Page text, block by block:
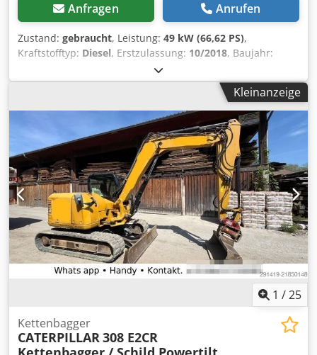
Anfragen Anrufen
Zustand: gebraucht, Leistung: 49 kW (66,62 PS),
Kraftstofftyp: Diesel, Erstzulassung: 10/2018, Baujahr:
7.900 h
CW10 Schnellwechselsystem – Zusatzfunktion Rotation –
Motor 49,7 kW – Gesamtgewicht 8360 kg – Planierblatt –
Betriebsstunden 7900 h = Weitere Informationen =
Antrieb: Raupe Leergewicht: 8.360 kg CE-Kennzeichnung:
ja Referenznummer: 85 Dcedpfxoyc Emms Aptok
Seriennummer: CAT0308EPFJX11724 Wenden Sie sich an
Miguel Cubas, um weitere Informationen zu erhalten. =
Firmeninformationen = We are located between Antwerp
and Brussels along the A12 motorway, nearby the port of
Antwerp. Opening hours: Monday till Friday continuously
from 8.30 am to 19.00 pm.
Kleinanzeige
1 /25
Kettenbagger
CATERPILLAR308 E2CR